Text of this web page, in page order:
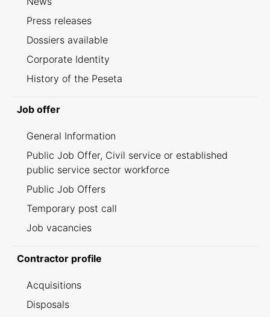
Press releases
Dossiers available
Corporate Identity
History of the Peseta
Job offer
General Information
Public Job Offer, Civil service or established
public service sector workforce
Public Job Offers
Temporary post call
Job vacancies
Contractor profile
Acquisitions
Disposals